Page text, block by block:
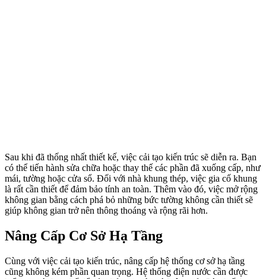
Sau khi đã thống nhất thiết kế, việc cải tạo kiến trúc sẽ diễn ra. Bạn
có thể tiến hành sửa chữa hoặc thay thế các phần đã xuống cấp, như
mái, tường hoặc cửa sổ. Đối với nhà khung thép, việc gia cố khung
là rất cần thiết để đảm bảo tính an toàn. Thêm vào đó, việc mở rộng
không gian bằng cách phá bỏ những bức tường không cần thiết sẽ
giúp không gian trở nên thông thoáng và rộng rãi hơn.
Nâng Cấp Cơ Sở Hạ Tầng
Cùng với việc cải tạo kiến trúc, nâng cấp hệ thống cơ sở hạ tầng
cũng không kém phần quan trọng. Hệ thống điện nước cần được